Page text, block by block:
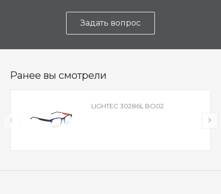
Задать вопрос
Ранее вы смотрели
LIGHTEC 30286L BO02